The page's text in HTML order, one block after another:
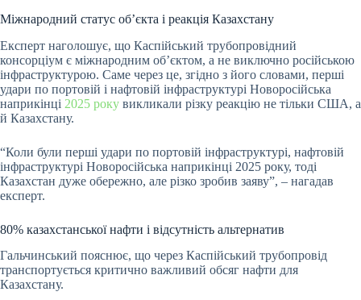
Міжнародний статус об’єкта і реакція Казахстану
Експерт наголошує, що Каспійський трубопровідний
консорціум є міжнародним об’єктом, а не виключно російською
інфраструктурою. Саме через це, згідно з його словами, перші
удари по портовій і нафтовій інфраструктурі Новоросійська
наприкінці 2025 року викликали різку реакцію не тільки США, а
й Казахстану.
“Коли були перші удари по портовій інфраструктурі, нафтовій
інфраструктурі Новоросійська наприкінці 2025 року, тоді
Казахстан дуже обережно, але різко зробив заяву”, – нагадав
експерт.
80% казахстанської нафти і відсутність альтернатив
Гальчинський пояснює, що через Каспійський трубопровід
транспортується критично важливий обсяг нафти для
Казахстану.